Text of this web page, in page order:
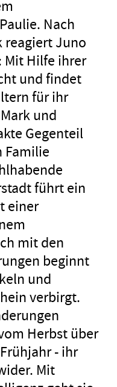
Nach
reagiert Juno
Mit Hilfe ihrer
und findet
für ihr
und
Gegenteil
Familie
führt ein
einer
mit den
beginnt
und
verbirgt.
Herbst über
- ihr
Mit